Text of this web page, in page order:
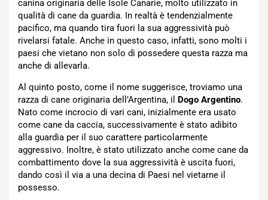
canina originaria delle Isole Canarie, molto utilizzato in
qualità di cane da guardia. In realtà è tendenzialmente
pacifico, ma quando tira fuori la sua aggressività può
rivelarsi fatale. Anche in questo caso, infatti, sono molti i
paesi che vietano non solo di possedere questa razza ma
anche di allevarla.
Al quinto posto, come il nome suggerisce, troviamo una
razza di cane originaria dell’Argentina, il
Dogo Argentino.
Nato come incrocio di vari cani, inizialmente era usato
come cane da caccia, successivamente è stato adibito
alla guardia per il suo carattere particolarmente
aggressivo. Inoltre, è stato utilizzato anche come cane da
combattimento dove la sua aggressività è uscita fuori,
dando così il via a una decina di Paesi nel vietarne il
possesso.